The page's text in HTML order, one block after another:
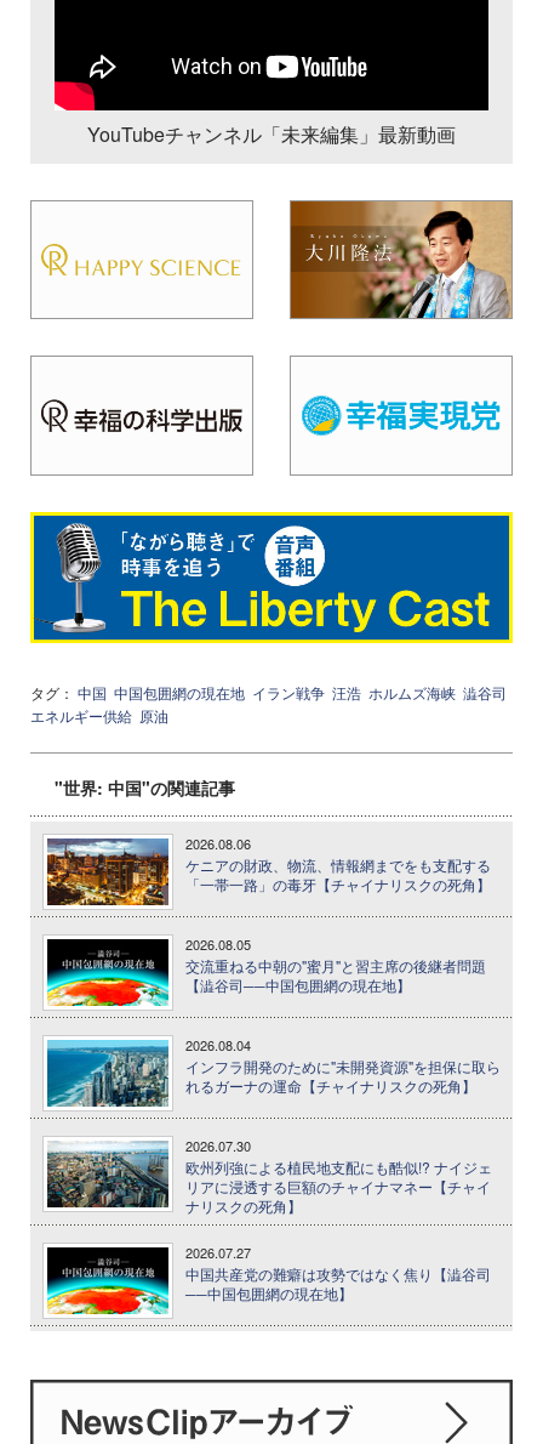
YouTubeチャンネル「未来編集」最新動画
タグ： 中国 中国包囲網の現在地 イラン戦争 汪浩 ホルムズ海峡 澁谷司
エネルギー供給 原油
"世界: 中国"の関連記事
2026.08.06
ケニアの財政、物流、情報網までをも支配する
「一帯一路」の毒牙【チャイナリスクの死角】
2026.08.05
交流重ねる中朝の"蜜月"と習主席の後継者問題
【澁谷司──中国包囲網の現在地】
2026.08.04
インフラ開発のために"未開発資源"を担保に取ら
れるガーナの運命【チャイナリスクの死角】
2026.07.30
欧州列強による植民地支配にも酷似!? ナイジェ
リアに浸透する巨額のチャイナマネー【チャイ
ナリスクの死角】
2026.07.27
中国共産党の難癖は攻勢ではなく焦り【澁谷司
──中国包囲網の現在地】